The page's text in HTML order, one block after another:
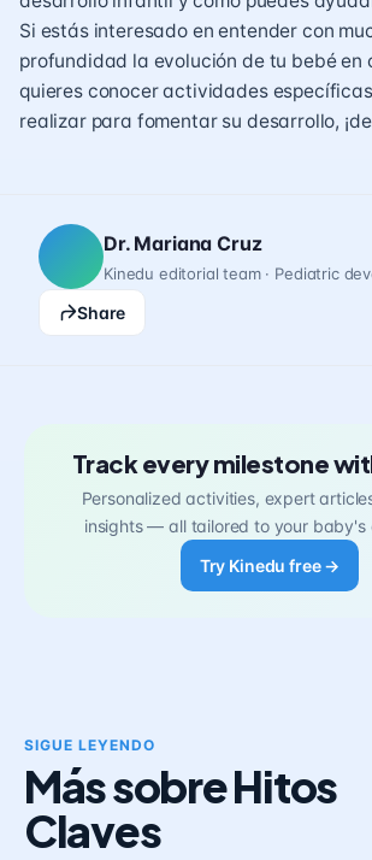
Si estás interesado en entender con
profundidad la evolución de tu bebé en
quieres conocer actividades
realizar para fomentar su desarrollo, ¡
Dr. Mariana Cruz
Kinedu editorial team · Pediatric
Share
Track every milestone
Personalized activities, expert
insights — all tailored to your baby's
Try Kinedu free →
SIGUE LEYENDO
Más sobre Hitos
Claves